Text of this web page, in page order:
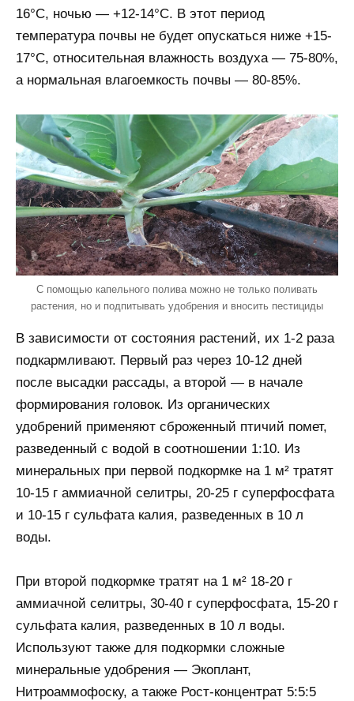
16°С, ночью — +12-14°С. В этот период
температура почвы не будет опускаться ниже +15-
17°С, относительная влажность воздуха — 75-80%,
а нормальная влагоемкость почвы — 80-85%.
С помощью капельного полива можно не только поливать
растения, но и подпитывать удобрения и вносить пестициды
В зависимости от состояния растений, их 1-2 раза
подкармливают. Первый раз через 10-12 дней
после высадки рассады, а второй — в начале
формирования головок. Из органических
удобрений применяют сброженный птичий помет,
разведенный с водой в соотношении 1:10. Из
минеральных при первой подкормке на 1 м² тратят
10-15 г аммиачной селитры, 20-25 г суперфосфата
и 10-15 г сульфата калия, разведенных в 10 л
воды.
При второй подкормке тратят на 1 м² 18-20 г
аммиачной селитры, 30-40 г суперфосфата, 15-20 г
сульфата калия, разведенных в 10 л воды.
Используют также для подкормки сложные
минеральные удобрения — Экоплант,
Нитроаммофоску, а также Рост-концентрат 5:5:5